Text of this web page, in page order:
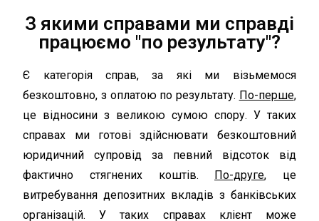
З якими справами ми справді
працюємо "по результату"?
Є категорія справ, за які ми візьмемося
безкоштовно, з оплатою по результату. По-перше,
це відносини з великою сумою спору. У таких
справах ми готові здійснювати безкоштовний
юридичний супровід за певний відсоток від
фактично стягнених коштів. По-друге, це
витребування депозитних вкладів з банківських
організацій. У таких справах клієнт може